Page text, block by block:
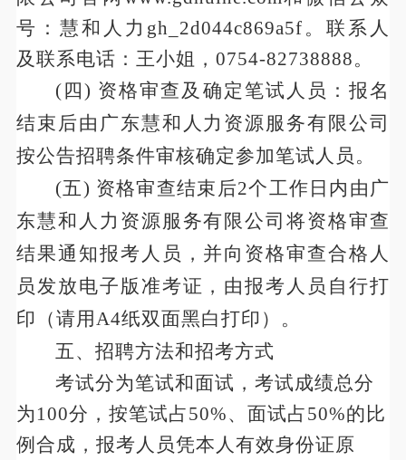
号：慧和人力 gh_2d044c869a5f。联系人
及联系电话：王小姐，0754-82738888。
(四) 资格审查及确定笔试人员：报名
结束后由广东慧和人力资源服务有限公司
按公告招聘条件审核确定参加笔试人员。
(五) 资格审查结束后2个工作日内由广
东慧和人力资源服务有限公司将资格审查
结果通知报考人员，并向资格审查合格人
员发放电子版准考证，由报考人员自行打
印（请用A4纸双面黑白打印）。
五、 招聘方法和招考方式
考试分为笔试和面试，考试成绩总分
为 100分，按笔试占50%、面试占50%的比
例合成，报考人员凭本人有效身份证原